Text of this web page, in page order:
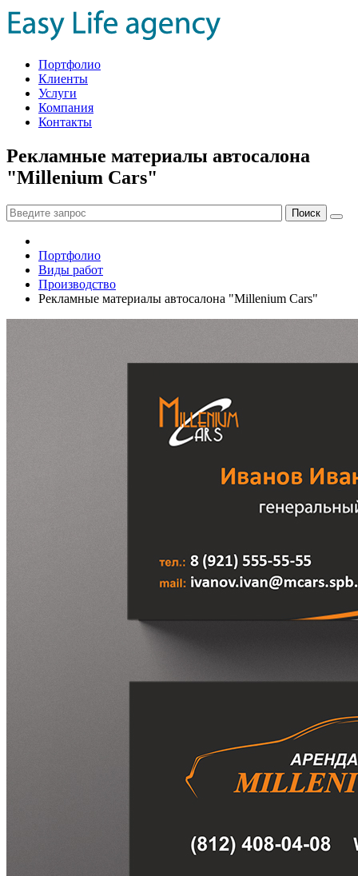
Портфолио
Клиенты
Услуги
Компания
Контакты
Рекламные материалы автосалона
"Millenium Cars"
Портфолио
Виды работ
Производство
Рекламные материалы автосалона "Millenium Cars"